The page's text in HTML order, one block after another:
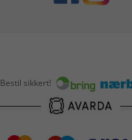
Bestil sikkert!